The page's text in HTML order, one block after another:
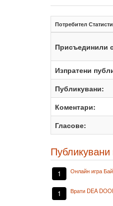
Потребител
Присъединили
Изпратени
Публикувани:
Коментари:
Гласове:
1 Онлайн игра
1 Врати DEA